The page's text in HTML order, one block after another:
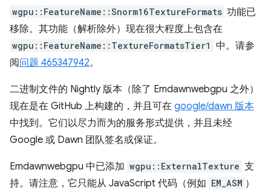
wgpu::FeatureName::Snorm16TextureFormats 功能已
移除。其功能（解析除外）现在很大程度上包含在
wgpu::FeatureName::TextureFormatsTier1 中。请参
阅问题 465347942。
二进制文件的 Nightly 版本（除了 Emdawnwebgpu 之外）
现在是在 GitHub 上构建的，并且可在 google/dawn 版本
中找到。它们以尽力而为的服务形式提供，并且未经
Google 或 Dawn 团队签名或保证。
Emdawnwebgpu 中已添加 wgpu::ExternalTexture 支
持。请注意，它只能从 JavaScript 代码（例如 EM_ASM ）